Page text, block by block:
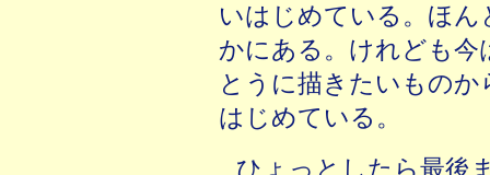
いはじめている。ほ
かにある。けれども
とうに描きたいもの
はじめている。
ひょっとしたら最後